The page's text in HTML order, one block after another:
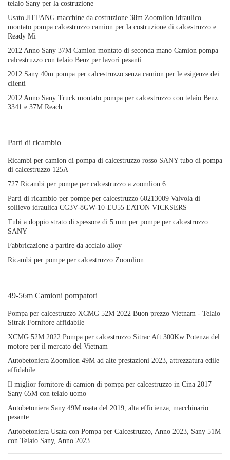
telaio Sany per la costruzione
Usato JIEFANG macchine da costruzione 38m Zoomlion idraulico
montato pompa calcestruzzo camion per la costruzione di calcestruzzo e
Ready Mi
2012 Anno Sany 37M Camion montato di seconda mano Camion pompa
calcestruzzo con telaio Benz per lavori pesanti
2012 Sany 40m pompa per calcestruzzo senza camion per le esigenze dei
clienti
2012 Anno Sany Truck montato pompa per calcestruzzo con telaio Benz
3341 e 37M Reach
Parti di ricambio
Ricambi per camion di pompa di calcestruzzo rosso SANY tubo di pompa
di calcestruzzo 125A
727 Ricambi per pompe per calcestruzzo a zoomlion 6
Parti di ricambio per pompe per calcestruzzo 60213009 Valvola di
sollievo idraulica CG3V-8GW-10-EU55 EATON VICKSERS
Tubi a doppio strato di spessore di 5 mm per pompe per calcestruzzo
SANY
Fabbricazione a partire da acciaio alloy
Ricambi per pompe per calcestruzzo Zoomlion
49-56m Camioni pompatori
Pompa per calcestruzzo XCMG 52M 2022 Buon prezzo Vietnam - Telaio
Sitrak Fornitore affidabile
XCMG 52M 2022 Pompa per calcestruzzo Sitrac Aft 300Kw Potenza del
motore per il mercato del Vietnam
Autobetoniera Zoomlion 49M ad alte prestazioni 2023, attrezzatura edile
affidabile
Il miglior fornitore di camion di pompa per calcestruzzo in Cina 2017
Sany 65M con telaio uomo
Autobetoniera Sany 49M usata del 2019, alta efficienza, macchinario
pesante
Autobetoniera Usata con Pompa per Calcestruzzo, Anno 2023, Sany 51M
con Telaio Sany, Anno 2023